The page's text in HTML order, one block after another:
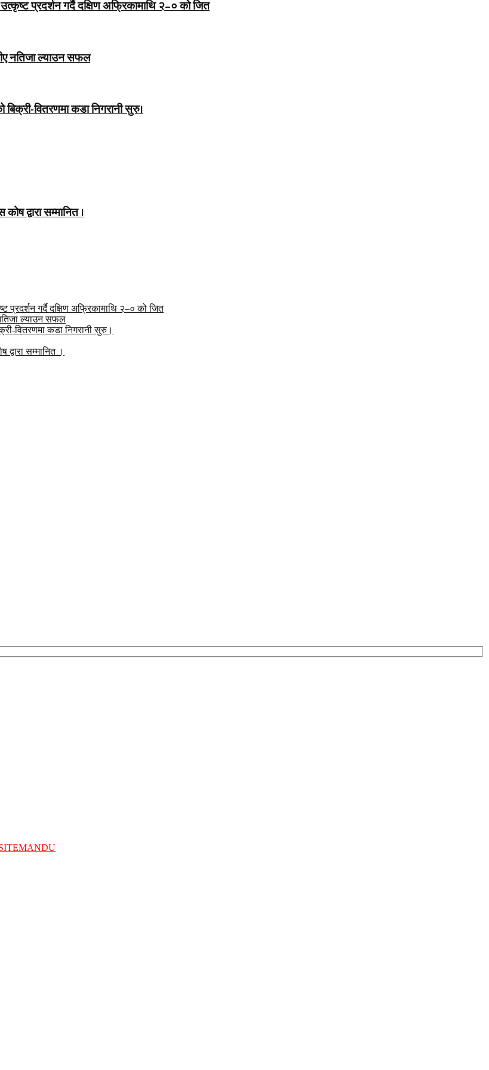
प्रदर्शन गर्दै दक्षिण अफ्रिकामाथि २–० को जित
नतिजा ल्याउन सफल
बिक्री-वितरणमा कडा निगरानी सुरु।
द्वारा सम्मानित ।
गर्दै दक्षिण अफ्रिकामाथि २–० को जित
ल्याउन सफल
वितरणमा कडा निगरानी सुरु।
सम्मानित ।